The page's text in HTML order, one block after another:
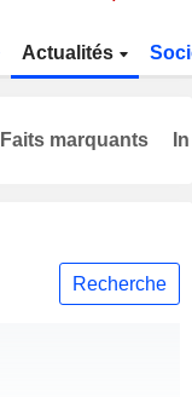
Actualités
Recherche
Faits marquants